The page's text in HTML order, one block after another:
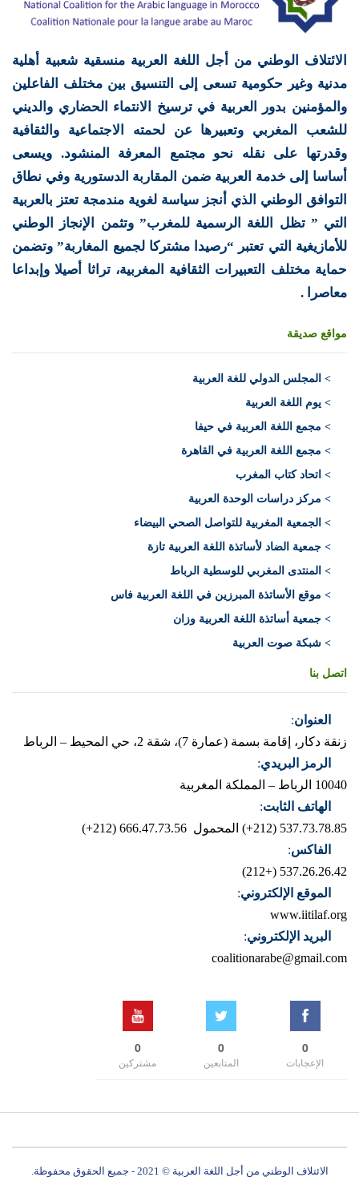
الائتلاف الوطني من أجل اللغة العربية منسقية شعبية أهلية
مدنية وغير حكومية تسعى إلى التنسيق بين مختلف الفاعلين
والمؤمنين بدور العربية في ترسيخ الانتماء الحضاري والديني
للشعب المغربي وتعبيرها عن لحمته الاجتماعية والثقافية
وقدرتها على نقله نحو مجتمع المعرفة المنشود. ويسعى
أساسا إلى خدمة العربية ضمن المقاربة الدستورية وفي نطاق
التوافق الوطني الذي أنجز سياسة لغوية مندمجة تعتز بالعربية
التي ” تظل اللغة الرسمية للمغرب” وتثمن الإنجاز الوطني
للأمازيغية التي تعتبر “رصيدا مشتركا لجميع المغاربة” وتضمن
حماية مختلف التعبيرات الثقافية المغربية، تراثا أصيلا وإبداعا
معاصرا .
مواقع صديقة
> المجلس الدولي للغة العربية
> يوم اللغة العربية
> مجمع اللغة العربية في حيفا
> مجمع اللغة العربية في القاهرة
> اتحاد كتاب المغرب
> مركز دراسات الوحدة العربية
> الجمعية المغربية للتواصل الصحي البيضاء
> جمعية الضاد لأساتذة اللغة العربية تازة
> المنتدى المغربي للوسطية الرباط
> موقع الأساتذة المبرزين في اللغة العربية فاس
> جمعية أساتذة اللغة العربية وزان
> شبكة صوت العربية
اتصل بنا
العنوان:
زنقة دكار، إقامة بسمة (عمارة 7)، شقة 2، حي المحيط – الرباط
الرمز البريدي:
10040 الرباط – المملكة المغربية
الهاتف الثابت:
537.73.78.85 (212+)
المحمول 666.47.73.56 (212+)
الفاكس:
537.26.26.42 (+212)
الموقع الإلكتروني:
www.iitilaf.org
البريد الإلكتروني:
coalitionarabe@gmail.com
0
الإعجابات
0
المتابعين
0
مشتركين
الائتلاف الوطني من أجل اللغة العربية © 2021 - جميع الحقوق محفوظة.